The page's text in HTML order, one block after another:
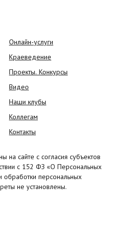
Онлайн-услуги
Краеведение
Проекты. Конкурсы
Видео
Наши клубы
Коллегам
Контакты
сайте с согласия субъектов
с 152 ФЗ «О Персональных
обработки персональных
не установлены.